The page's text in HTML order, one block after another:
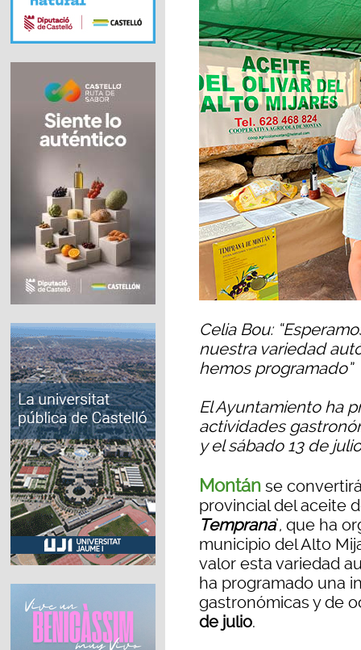
Celia Bou:
nuestra variedad
hemos programado”
El Ayuntamiento ha
actividades
y el sábado 13 de julio
Montán se
provincial del aceite
Temprana’, que ha
municipio del Alto
valor esta variedad
ha programado una
gastronómicas y de
de julio.